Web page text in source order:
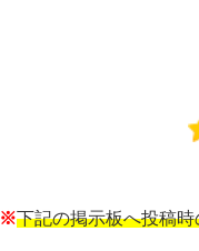
※下記の掲示板へ投稿